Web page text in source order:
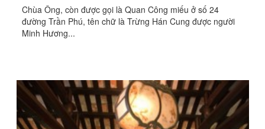
Chùa Ông, còn được gọi là Quan Công miếu ở số 24
đường Trần Phú, tên chữ là Trừng Hán Cung được người
Minh Hương...